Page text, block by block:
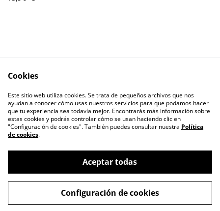
Política de
privacidad
Política de cookies
©2026RIL editores
powered by
Cookies
Este sitio web utiliza cookies. Se trata de pequeños archivos que nos
ayudan a conocer cómo usas nuestros servicios para que podamos hacer
que tu experiencia sea todavía mejor. Encontrarás más información sobre
estas cookies y podrás controlar cómo se usan haciendo clic en
"Configuración de cookies". También puedes consultar nuestra Política
de cookies.
Aceptar todas
Configuración de cookies